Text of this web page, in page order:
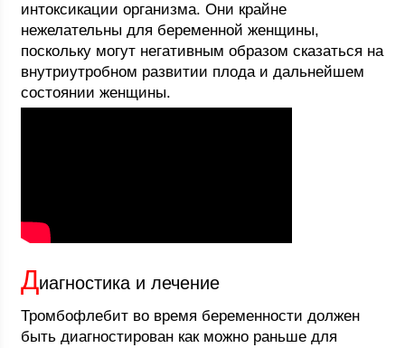
интоксикации организма. Они крайне
нежелательны для беременной женщины,
поскольку могут негативным образом сказаться на
внутриутробном развитии плода и дальнейшем
состоянии женщины.
Диагностика и лечение
Тромбофлебит во время беременности должен
быть диагностирован как можно раньше для